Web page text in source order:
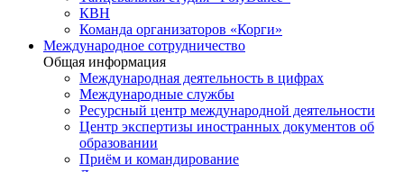
КВН
Команда организаторов «Корги»
Международное сотрудничество
Общая информация
Международная деятельность в цифрах
Международные службы
Ресурсный центр международной деятельности
Центр экспертизы иностранных документов об
образовании
Приём и командирование